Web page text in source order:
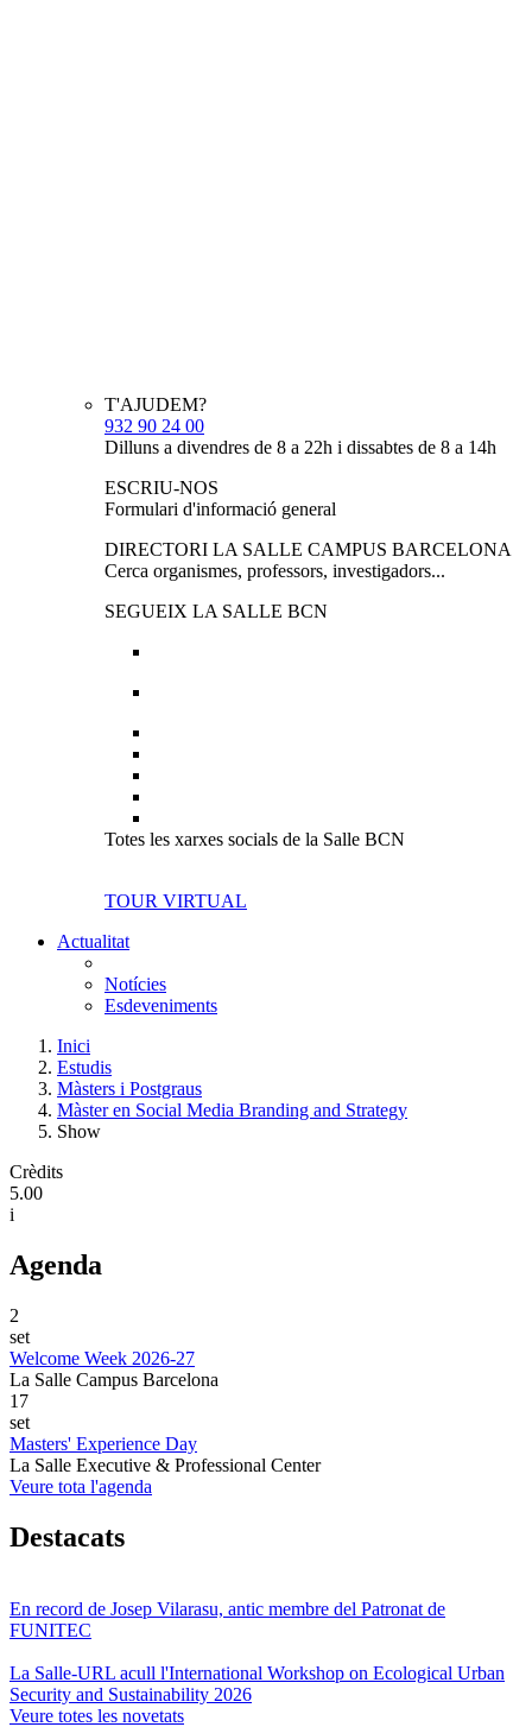
T'AJUDEM?
932 90 24 00
Dilluns a divendres de 8 a 22h i dissabtes de 8 a 14h
ESCRIU-NOS
Formulari d'informació general
DIRECTORI LA SALLE CAMPUS BARCELONA
Cerca organismes, professors, investigadors...
SEGUEIX LA SALLE BCN
Totes les xarxes socials de la Salle BCN
TOUR VIRTUAL
Actualitat
Notícies
Esdeveniments
Inici
Estudis
Màsters i Postgraus
Màster en Social Media Branding and Strategy
Show
Crèdits
5.00
i
Agenda
2
set
Welcome Week 2026-27
La Salle Campus Barcelona
17
set
Masters' Experience Day
La Salle Executive & Professional Center
Veure tota l'agenda
Destacats
En record de Josep Vilarasu, antic membre del Patronat de
FUNITEC
La Salle-URL acull l'International Workshop on Ecological Urban
Security and Sustainability 2026
Veure totes les novetats